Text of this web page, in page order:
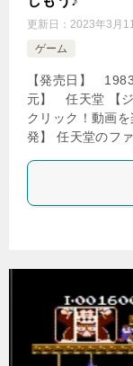
更新日： 2023年3月
ゲーム
【発売日】
元】 任天堂 【
クリック！動画
発】 任天堂のフ